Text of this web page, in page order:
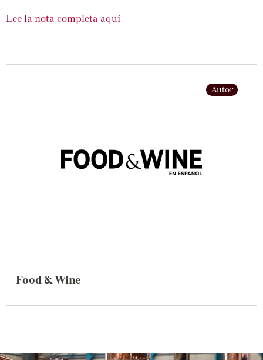
Lee la nota completa aquí
Food & Wine
Autor